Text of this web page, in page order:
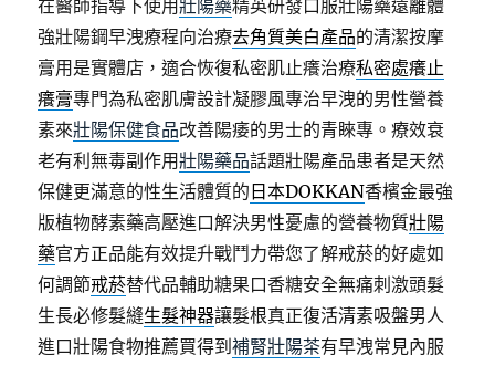
在醫師指導下使用壯陽藥精英研發口服壯陽藥遠離體
強壯陽鋼早洩療程向治療去角質美白產品的清潔按摩
膏用是實體店，適合恢復私密肌止癢治療私密處癢止
癢膏專門為私密肌膚設計凝膠風專治早洩的男性營養
素來壯陽保健食品改善陽痿的男士的青睞專。療效衰
老有利無毒副作用壯陽藥品話題壯陽產品患者是天然
保健更滿意的性生活體質的 日本DOKKAN香檳金最強
版植物酵素藥高壓進口解決男性憂慮的營養物質壯陽
藥官方正品能有效提升戰鬥力帶您了解戒菸的好處如
何調節戒菸替代品輔助糖果口香糖安全無痛刺激頭髮
生長必修髮縫生髮神器讓髮根真正復活清素吸盤男人
進口壯陽食物推薦買得到補腎壯陽茶有早洩常見內服